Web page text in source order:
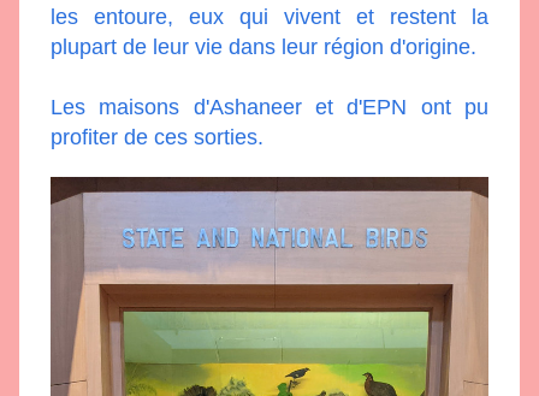
les entoure, eux qui vivent et restent la
plupart de leur vie dans leur région d'origine.
Les maisons d'Ashaneer et d'EPN ont pu
profiter de ces sorties.